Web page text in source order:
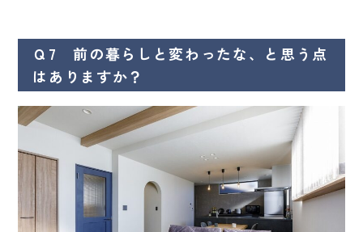
Ｑ7 前の暮らしと変わったな、と思う点
はありますか？